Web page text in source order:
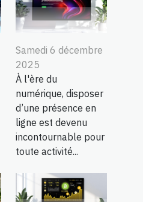
Samedi 6 décembre
2025
À l'ère du
numérique, disposer
d’une présence en
ligne est devenu
incontournable pour
toute activité...